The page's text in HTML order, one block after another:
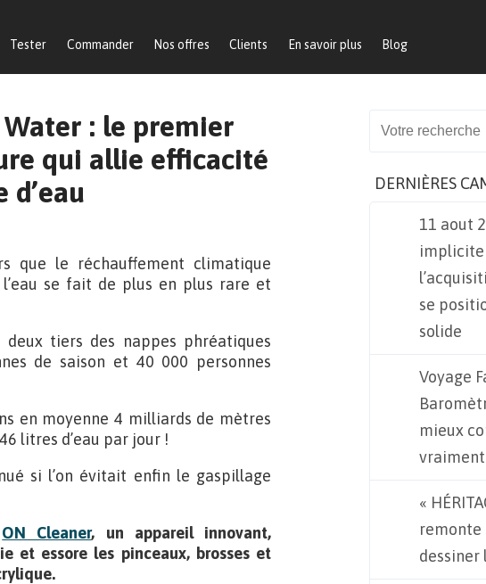
Tester Commander Nos offres Clients En savoir plus Blog
Water : le premier
qui allie efficacité
d’eau
que le réchauffement climatique
se fait de plus en plus rare et
tiers des nappes phréatiques
de saison et 40 000 personnes
en moyenne 4 milliards de mètres
litres d’eau par jour !
si l’on évitait enfin le gaspillage
ON Cleaner, un appareil innovant,
et essore les pinceaux, brosses et
DERNIÈRES
11 aout
implicite
se
solide
Voyage
mieux
«
remonte
dessiner